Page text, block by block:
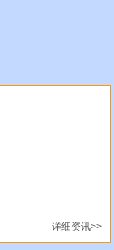
详细资讯>>